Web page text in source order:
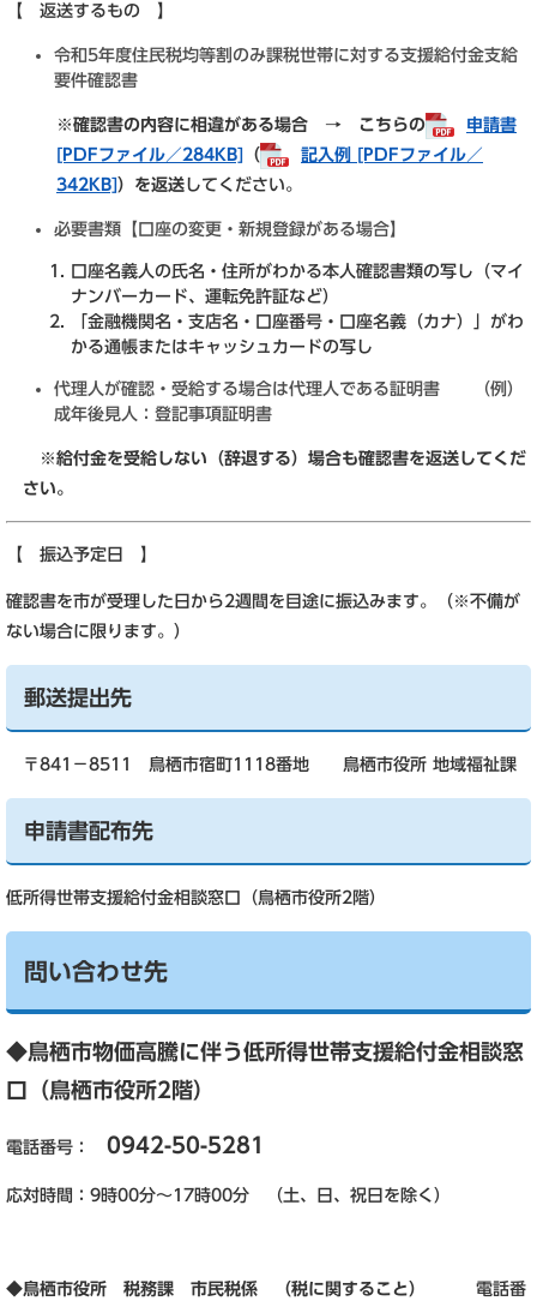
【 返送するもの 】
令和5年度住民税均等割のみ課税世帯に対する支援給付金支給
要件確認書
※確認書の内容に相違がある場合 → こちらの
申請書
[PDFファイル／284KB]
（
記入例 [PDFファイル／
342KB] ）を返送してください。
必要書類【口座の変更・新規登録がある場合】
口座名義人の氏名・住所がわかる本人確認書類の写し（マイ
ナンバーカード、運転免許証など）
「金融機関名・支店名・口座番号・口座名義（カナ）」がわ
かる通帳またはキャッシュカードの写し
代理人が確認・受給する場合は代理人である証明書 （例）
成年後見人：登記事項証明書
※給付金を受給しない（辞退する）場合も確認書を返送してくだ
さい。
【 振込予定日 】
確認書を市が受理した日から2週間を目途に振込みます。（※不備が
ない場合に限ります。）
郵送提出先
〒841－8511 鳥栖市宿町1118番地 鳥栖市役所 地域福祉課
申請書配布先
低所得世帯支援給付金相談窓口（鳥栖市役所2階）
問い合わせ先
◆鳥栖市物価高騰に伴う低所得世帯支援給付金相談窓
口（鳥栖市役所2階）
電話番号： 0942-50-5281
応対時間：9時00分～17時00分 （土、日、祝日を除く）
◆鳥栖市役所 税務課 市民税係 （税に関すること） 電話番